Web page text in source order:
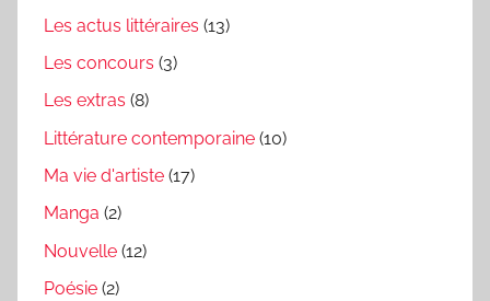
Les actus littéraires (13)
Les concours (3)
Les extras (8)
Littérature contemporaine (10)
Ma vie d'artiste (17)
Manga (2)
Nouvelle (12)
Poésie (2)